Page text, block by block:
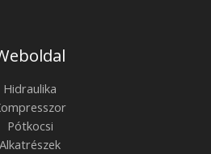
Hidraulika
Pótkocsi
Alkatrészek